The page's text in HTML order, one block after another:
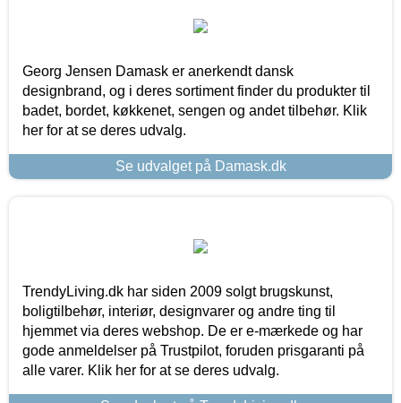
Georg Jensen Damask er anerkendt dansk
designbrand, og i deres sortiment finder du produkter til
badet, bordet, køkkenet, sengen og andet tilbehør. Klik
her for at se deres udvalg.
Se udvalget på Damask.dk
TrendyLiving.dk har siden 2009 solgt brugskunst,
boligtilbehør, interiør, designvarer og andre ting til
hjemmet via deres webshop. De er e-mærkede og har
gode anmeldelser på Trustpilot, foruden prisgaranti på
alle varer. Klik her for at se deres udvalg.